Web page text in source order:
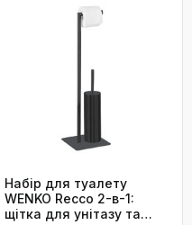
Набір для туалету
WENKO Recco 2-в-1:
щітка для унітазу та